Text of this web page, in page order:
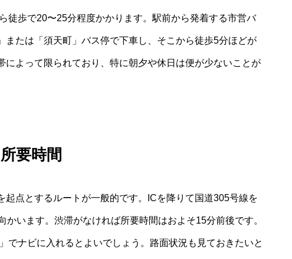
徒歩で20〜25分程度かかります。駅前から発着する市営バ
または「須天町」バス停で下車し、そこから徒歩5分ほどが
によって限られており、特に朝夕や休日は便が少ないことが
要時間
点とするルートが一般的です。ICを降りて国道305号線を
います。渋滞がなければ所要時間はおよそ15分前後です。
でナビに入れるとよいでしょう。路面状況も見ておきたいと